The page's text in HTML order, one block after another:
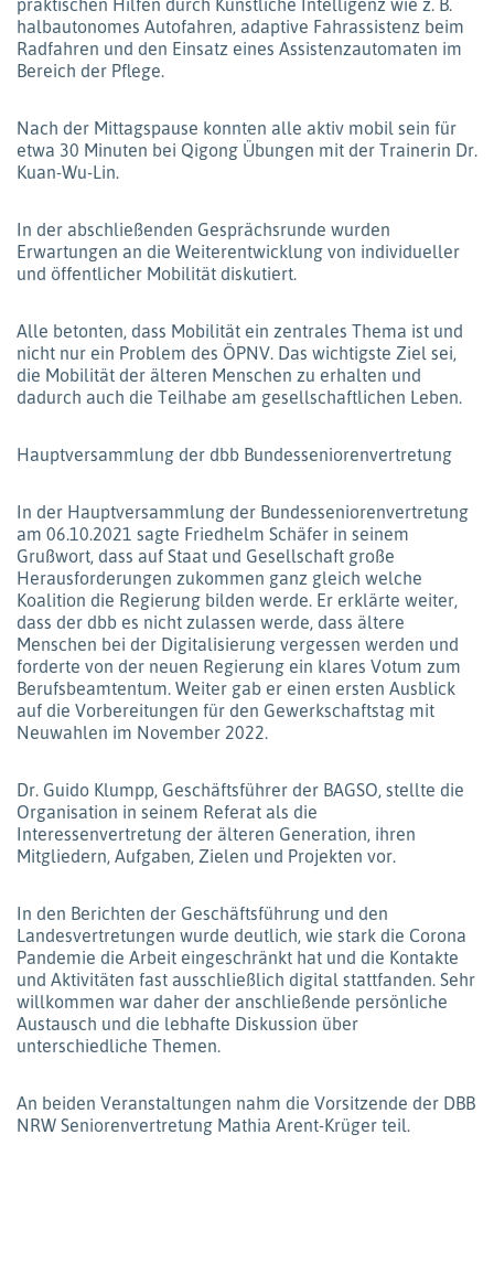
halbautonomes Autofahren, adaptive Fahrassistenz beim
Radfahren und den Einsatz eines Assistenzautomaten im
Bereich der Pflege.
Nach der Mittagspause konnten alle aktiv mobil sein für
etwa 30 Minuten bei Qigong Übungen mit der Trainerin Dr.
Kuan-Wu-Lin.
In der abschließenden Gesprächsrunde wurden
Erwartungen an die Weiterentwicklung von individueller
und öffentlicher Mobilität diskutiert.
Alle betonten, dass Mobilität ein zentrales Thema ist und
nicht nur ein Problem des ÖPNV. Das wichtigste Ziel sei,
die Mobilität der älteren Menschen zu erhalten und
dadurch auch die Teilhabe am gesellschaftlichen Leben.
Hauptversammlung der dbb Bundesseniorenvertretung
In der Hauptversammlung der Bundesseniorenvertretung
am 06.10.2021 sagte Friedhelm Schäfer in seinem
Grußwort, dass auf Staat und Gesellschaft große
Herausforderungen zukommen ganz gleich welche
Koalition die Regierung bilden werde. Er erklärte weiter,
dass der dbb es nicht zulassen werde, dass ältere
Menschen bei der Digitalisierung vergessen werden und
forderte von der neuen Regierung ein klares Votum zum
Berufsbeamtentum. Weiter gab er einen ersten Ausblick
auf die Vorbereitungen für den Gewerkschaftstag mit
Neuwahlen im November 2022.
Dr. Guido Klumpp, Geschäftsführer der BAGSO, stellte die
Organisation in seinem Referat als die
Interessenvertretung der älteren Generation, ihren
Mitgliedern, Aufgaben, Zielen und Projekten vor.
In den Berichten der Geschäftsführung und den
Landesvertretungen wurde deutlich, wie stark die Corona
Pandemie die Arbeit eingeschränkt hat und die Kontakte
und Aktivitäten fast ausschließlich digital stattfanden. Sehr
willkommen war daher der anschließende persönliche
Austausch und die lebhafte Diskussion über
unterschiedliche Themen.
An beiden Veranstaltungen nahm die Vorsitzende der DBB
NRW Seniorenvertretung Mathia Arent-Krüger teil.